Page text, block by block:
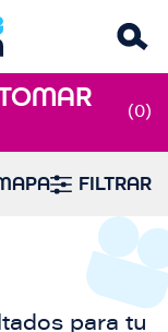
(0)
FILTRAR
para tu